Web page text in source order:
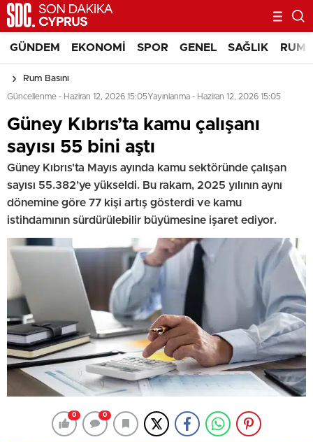
GÜNDEM EKONOMI SPOR GENEL SAĞLIK RUM
Rum Basını
Güncellenme - Haziran 12, 2026 15:05Yayınlanma - Haziran 12, 2026 15:05
Güney Kıbrıs’ta kamu çalışanı
sayısı 55 bini aştı
Güney Kıbrıs'ta Mayıs ayında kamu sektöründe çalışan
sayısı 55.382’ye yükseldi. Bu rakam, 2025 yılının aynı
dönemine göre 77 kişi artış gösterdi ve kamu
istihdamının sürdürülebilir büyümesine işaret ediyor.
0 0